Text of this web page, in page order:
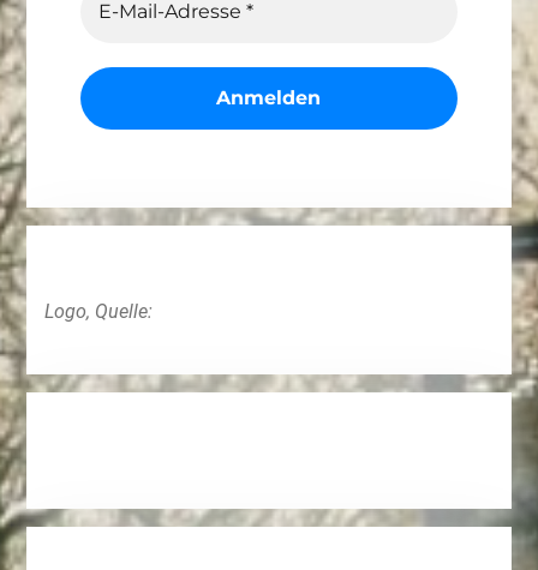
Logo, Quelle: